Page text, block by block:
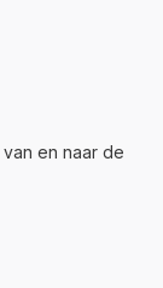
en naar de